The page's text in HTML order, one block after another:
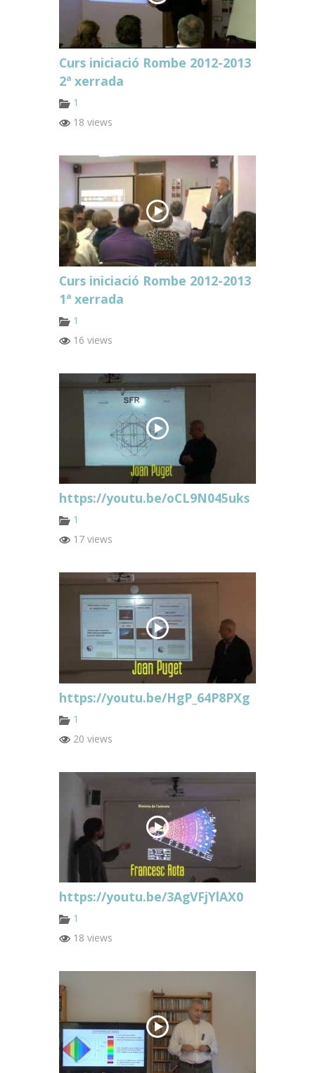
Curs iniciació Rombe 2012-2013
2ª xerrada
1
18 views
Curs iniciació Rombe 2012-2013
1ª xerrada
1
16 views
https://youtu.be/oCL9N045uks
1
17 views
https://youtu.be/HgP_64P8PXg
1
20 views
https://youtu.be/3AgVFjYlAX0
1
18 views